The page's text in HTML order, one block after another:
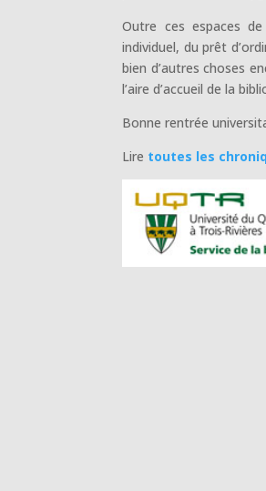
Outre ces espaces
individuel, du prêt
bien d’autres choses
l’aire d’accueil de la
Bonne rentrée
Lire toutes les